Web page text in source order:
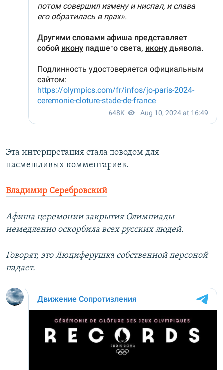
Эта интерпретация стала поводом для
насмешливых комментариев.
Владимир Серебровский
Афиша церемонии закрытия Олимпиады
немедленно оскорбила всех русских людей.
Говорят, это Люциферушка собственной персоной
падает.